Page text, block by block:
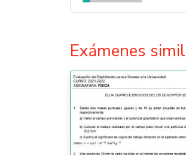
Exámenes